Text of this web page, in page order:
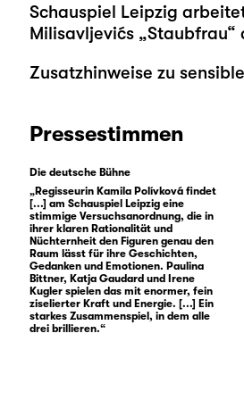
Schauspiel Leipzig
Milisavljevićs „Staubfrau“
Zusatzhinweise zu
Pressestimmen
Die deutsche Bühne
„Regisseurin Kamila Polívková findet
[...] am Schauspiel Leipzig eine
stimmige Versuchsanordnung, die in
ihrer klaren Rationalität und
Nüchternheit den Figuren genau den
Raum lässt für ihre Geschichten,
Gedanken und Emotionen. Paulina
Bittner, Katja Gaudard und Irene
Kugler spielen das mit enormer, fein
ziselierter Kraft und Energie. [...] Ein
starkes Zusammenspiel, in dem alle
drei brillieren.“